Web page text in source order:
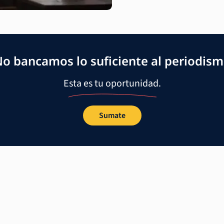
bancamos lo suficiente al
Esta es tu oportunidad.
Sumate